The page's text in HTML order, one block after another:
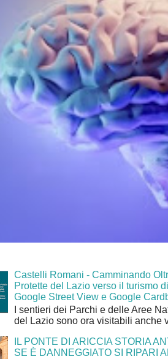
Castelli Romani - Camminando
Protette del Lazio verso il turismo
Google Street View e Google
I sentieri dei Parchi e delle Aree
del Lazio sono ora visitabili anche
IL PONTE DI ARICCIA STORIA
SE È DANNEGGIATO SI RIPARI